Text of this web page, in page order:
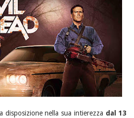
disposizione nella sua intierezza dal 13